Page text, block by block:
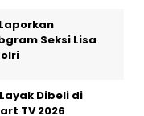
Seksi Lisa
Dibeli di
TV 2026